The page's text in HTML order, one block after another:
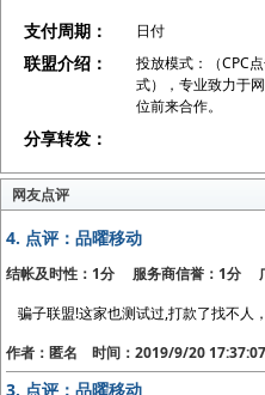
支付周期： 日付
联盟介绍：
投放模式：（CPC
式），专业致力于
位前来合作。
分享转发：
网友点评
4. 点评：品曜移动
结帐及时性：1分 服务商信誉：1分
骗子联盟!这家也测试过,打款了找不人
作者：匿名 时间：2019/9/20
3. 点评：品曜移动